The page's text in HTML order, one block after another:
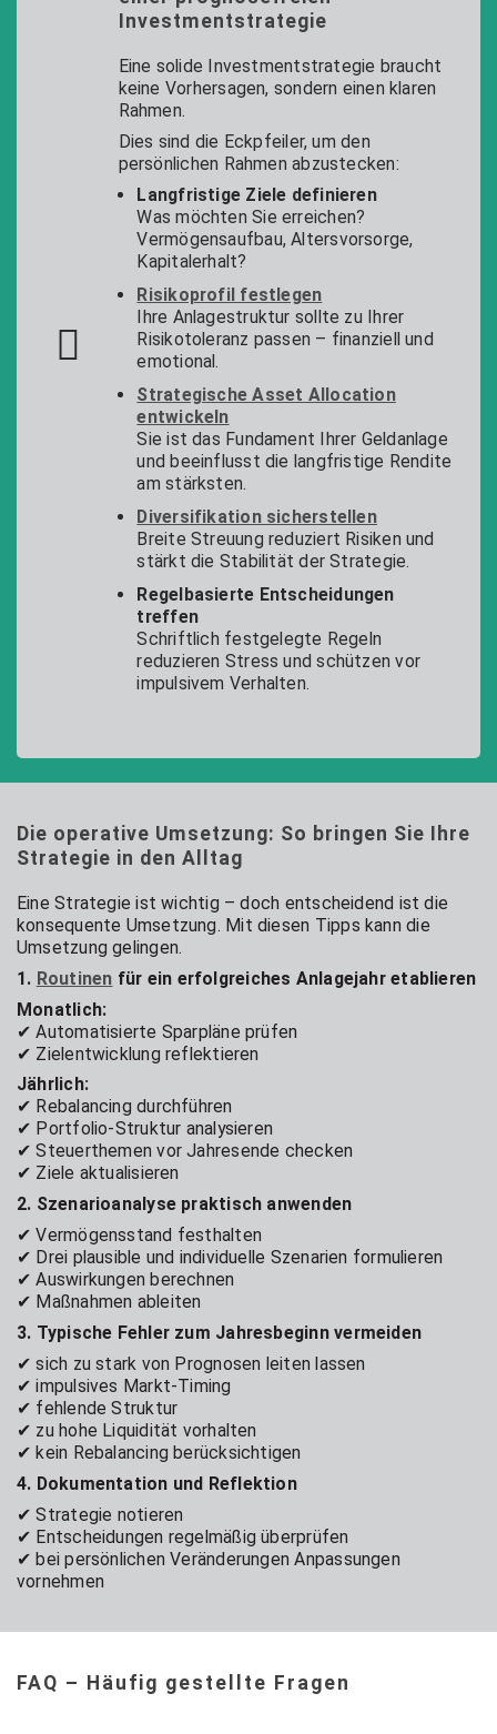
Investmentstrategie
Eine solide Investmentstrategie braucht
keine Vorhersagen, sondern einen klaren
Rahmen.
Dies sind die Eckpfeiler, um den
persönlichen Rahmen abzustecken:
Langfristige Ziele definieren
Was möchten Sie erreichen?
Vermögensaufbau, Altersvorsorge,
Kapitalerhalt?
Risikoprofil festlegen
Ihre Anlagestruktur sollte zu Ihrer
Risikotoleranz passen – finanziell und
emotional.
Strategische Asset Allocation
entwickeln
Sie ist das Fundament Ihrer Geldanlage
und beeinflusst die langfristige Rendite
am stärksten.
Diversifikation sicherstellen
Breite Streuung reduziert Risiken und
stärkt die Stabilität der Strategie.
Regelbasierte Entscheidungen
treffen
Schriftlich festgelegte Regeln
reduzieren Stress und schützen vor
impulsivem Verhalten.
Die operative Umsetzung: So bringen Sie Ihre
Strategie in den Alltag
Eine Strategie ist wichtig – doch entscheidend ist die
konsequente Umsetzung. Mit diesen Tipps kann die
Umsetzung gelingen.
1. Routinen für ein erfolgreiches Anlagejahr etablieren
Monatlich:
✔ Automatisierte Sparpläne prüfen
✔ Zielentwicklung reflektieren
Jährlich:
✔ Rebalancing durchführen
✔ Portfolio-Struktur analysieren
✔ Steuerthemen vor Jahresende checken
✔ Ziele aktualisieren
2. Szenarioanalyse praktisch anwenden
✔ Vermögensstand festhalten
✔ Drei plausible und individuelle Szenarien formulieren
✔ Auswirkungen berechnen
✔ Maßnahmen ableiten
3. Typische Fehler zum Jahresbeginn vermeiden
✔ sich zu stark von Prognosen leiten lassen
✔ impulsives Markt-Timing
✔ fehlende Struktur
✔ zu hohe Liquidität vorhalten
✔ kein Rebalancing berücksichtigen
4. Dokumentation und Reflektion
✔ Strategie notieren
✔ Entscheidungen regelmäßig überprüfen
✔ bei persönlichen Veränderungen Anpassungen
vornehmen
FAQ – Häufig gestellte Fragen